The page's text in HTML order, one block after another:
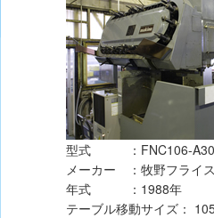
型式 ： FNC106-A30
メーカー
： 牧野フライ
年式
： 1988年
テーブル移動サイズ：